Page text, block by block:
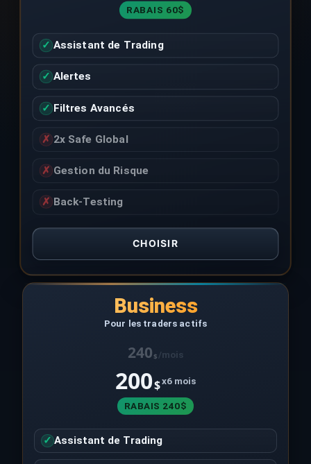
RABAIS 60$
✓Assistant de Trading
✓Alertes
✓ Filtres Avancés
✗ 2x Safe Global
✗ Gestion du Risque
✗ Back-Testing
CHOISIR
Business
Pour les traders actifs
240$ /mois
200$x6 mois
RABAIS 240$
✓Assistant de Trading